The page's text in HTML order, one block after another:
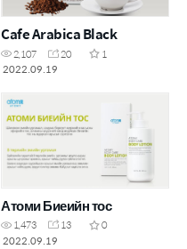
Cafe Arabica Black
2,107 20
1
2022.09.19
Атоми Биеийн тос
1,473 13
0
2022.09.19